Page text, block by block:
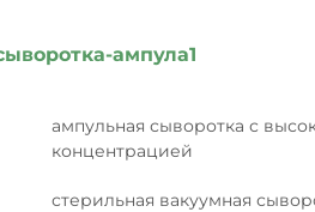
ампула1
ампульная сыворотка с
концентрацией
стерильная вакуумная